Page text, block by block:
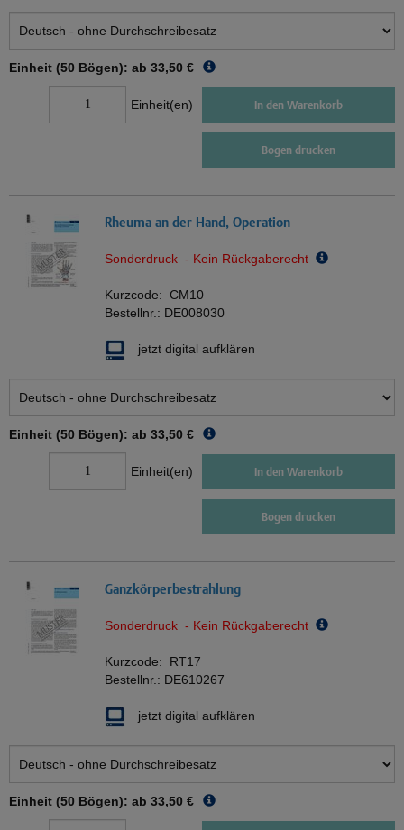
Einheit (50 Bögen): ab 33,50 €
Einheit(en) In den Warenkorb
Bogen drucken
Rheuma an der Hand, Operation
Sonderdruck - Kein Rückgaberecht
Kurzcode: CM10
Bestellnr.: DE008030
jetzt digital aufklären
Einheit (50 Bögen): ab 33,50 €
Einheit(en) In den Warenkorb
Bogen drucken
Ganzkörperbestrahlung
Sonderdruck - Kein Rückgaberecht
Kurzcode: RT17
Bestellnr.: DE610267
jetzt digital aufklären
Einheit (50 Bögen): ab 33,50 €